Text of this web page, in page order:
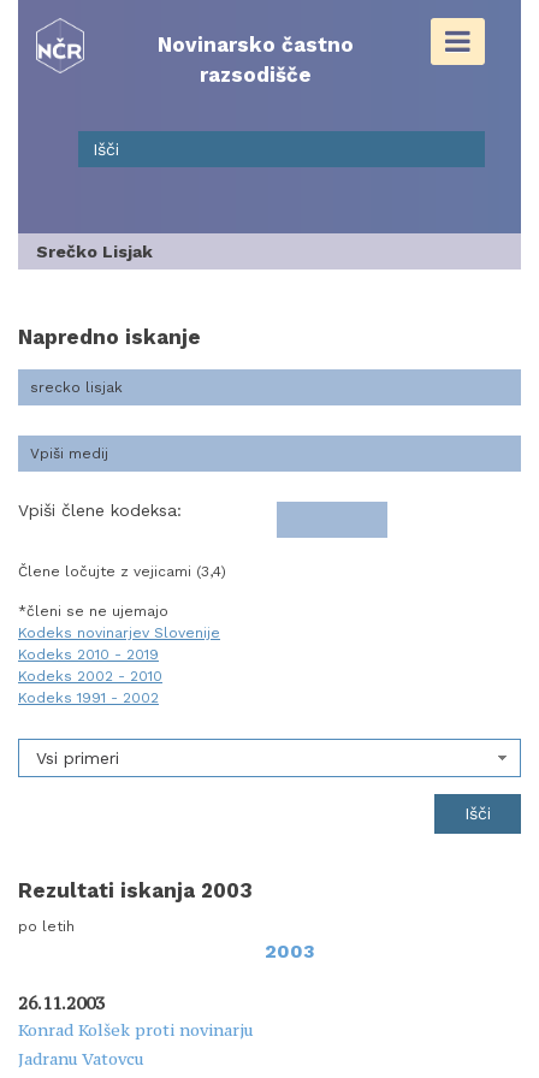
content
Novinarsko častno
razsodišče
Srečko Lisjak
Napredno iskanje
Vpiši člene kodeksa:
Člene ločujte z vejicami (3,4)
*členi se ne ujemajo
Kodeks novinarjev Slovenije
Kodeks 2010 - 2019
Kodeks 2002 - 2010
Kodeks 1991 - 2002
Vsi primeri
Rezultati iskanja 2003
po letih
2003
26.11.2003
Konrad Kolšek proti novinarju
Jadranu Vatovcu